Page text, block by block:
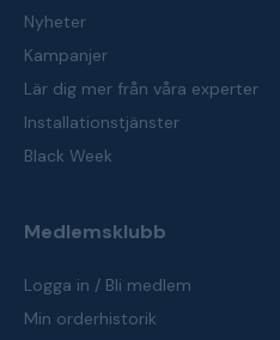
Nyheter
Kampanjer
Lär dig mer från våra experter
Installationstjänster
Black Week
Medlemsklubb
Logga in / Bli medlem
Min orderhistorik